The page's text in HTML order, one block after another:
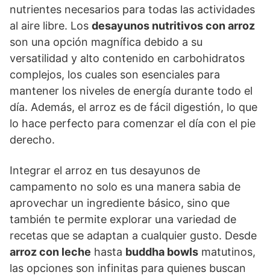
nutrientes necesarios para todas las actividades
al aire libre. Los desayunos nutritivos con arroz
son una opción magnífica debido a su
versatilidad y alto contenido en carbohidratos
complejos, los cuales son esenciales para
mantener los niveles de energía durante todo el
día. Además, el arroz es de fácil digestión, lo que
lo hace perfecto para comenzar el día con el pie
derecho.
Integrar el arroz en tus desayunos de
campamento no solo es una manera sabia de
aprovechar un ingrediente básico, sino que
también te permite explorar una variedad de
recetas que se adaptan a cualquier gusto. Desde
arroz con leche hasta buddha bowls matutinos,
las opciones son infinitas para quienes buscan